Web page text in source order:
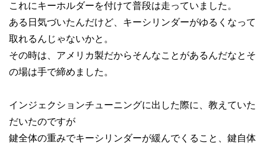
これにキーホルダーを付けて普段は走っていました。
ある日気づいたんだけど、キーシリンダーがゆるくなって
取れるんじゃないかと。
その時は、アメリカ製だからそんなことがあるんだなとそ
の場は手で締めました。
インジェクションチューニングに出した際に、教えていた
だいたのですが
鍵全体の重みでキーシリンダーが緩んでくること、鍵自体